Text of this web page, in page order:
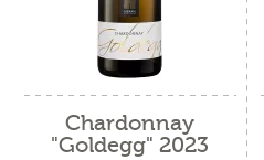
Chardonnay
"Goldegg" 2023